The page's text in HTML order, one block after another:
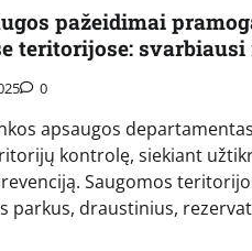
pažeidimai
teritorijose:
0
apsaugos
kontrolę, siekiant
Saugomos
parkus, draustinius,